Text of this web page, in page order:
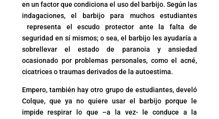
en un factor que condiciona el uso del barbijo. Según las
indagaciones, el barbijo para muchos estudiantes
representa el escudo protector ante la falta de
seguridad en sí mismos; o sea, el barbijo les ayudaría a
sobrellevar el estado de paranoia y ansiedad
ocasionado por problemas personales, como el acné,
cicatrices o traumas derivados de la autoestima.
Empero, también hay otro grupo de estudiantes, develó
Colque, que ya no quiere usar el barbijo porque le
impide respirar lo que –a la vez- le conduce a la